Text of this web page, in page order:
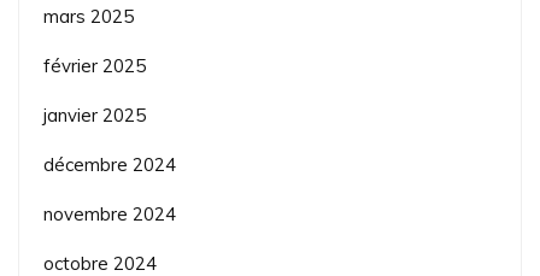
mars 2025
février 2025
janvier 2025
décembre 2024
novembre 2024
octobre 2024